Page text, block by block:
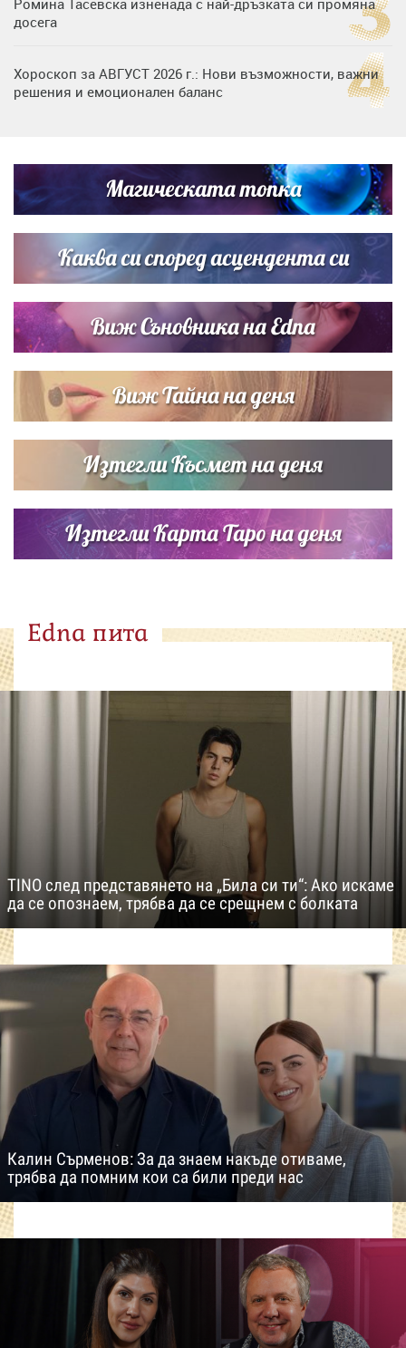
досега
Хороскоп за АВГУСТ 2026 г.: Нови възможности, важни
решения и емоционален баланс
си деца на семейна морска приказка
Звездна ваканция в Майорка: Дженифър Анистън,
Кортни Кокс и Джим Къртис заедно на яхта
Магическата топка
Каква си според асцендента си
Виж Съновника на Edna
Виж Тайна на деня
Изтегли Късмет на деня
Изтегли Карта Таро на деня
Edna пита
TINO след представянето на „Била си ти“: Ако искаме
да се опознаем, трябва да се срещнем с болката
Калин Сърменов: За да знаем накъде отиваме,
трябва да помним кои са били преди нас